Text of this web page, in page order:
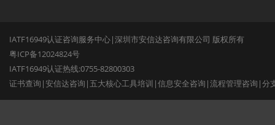
IATF16949认证咨询服务中心|深圳市安信达咨询有限公司 版权所有
粤ICP备12024824号
IATF16949认证热线:0755-82800303
证书查询 |安信达咨询 | 五大核心工具培训 |信息安全咨询 |流程管理咨询 |分